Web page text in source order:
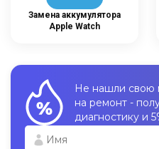
Замена аккумулятора
Apple Watch
Не нашли свою
на ремонт -
диагностику и